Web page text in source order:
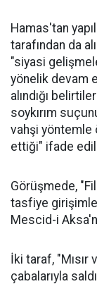
Hamas'tan
tarafından da
"siyasi
yönelik devam
alındığı
soykırım
vahşi yöntemle
ettiği" ifade
Görüşmede,
tasfiye
Mescid-i
İki taraf, "Mısır
çabalarıyla